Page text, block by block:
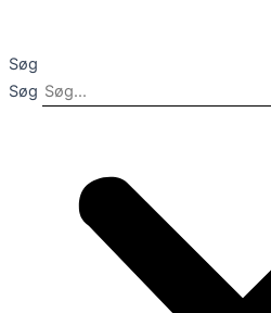
Søg
Søg